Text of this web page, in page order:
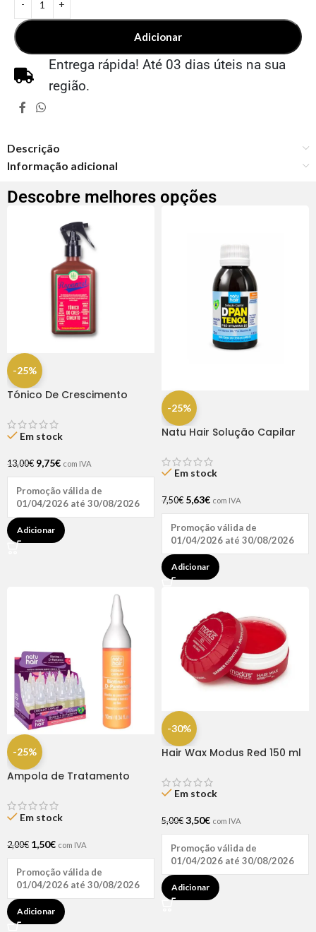
Adicionar
Entrega rápida! Até 03 dias úteis na sua
região.
Descrição
Informação adicional
Descobre melhores opções
-25%
Tónico De Crescimento
Em stock
13,00€ 9,75€ com IVA
Promoção válida de
01/04/2026 até 30/08/2026
Adicionar
-25%
Natu Hair Solução Capilar
Em stock
7,50€ 5,63€ com IVA
Promoção válida de
01/04/2026 até 30/08/2026
Adicionar
-25%
Ampola de Tratamento
Hair (1 UNIDADE)
Em stock
2,00€ 1,50€ com IVA
Promoção válida de
01/04/2026 até 30/08/2026
Adicionar
-30%
Hair Wax Modus Red 150 ml
Em stock
5,00€ 3,50€ com IVA
Promoção válida de
01/04/2026 até 30/08/2026
Adicionar